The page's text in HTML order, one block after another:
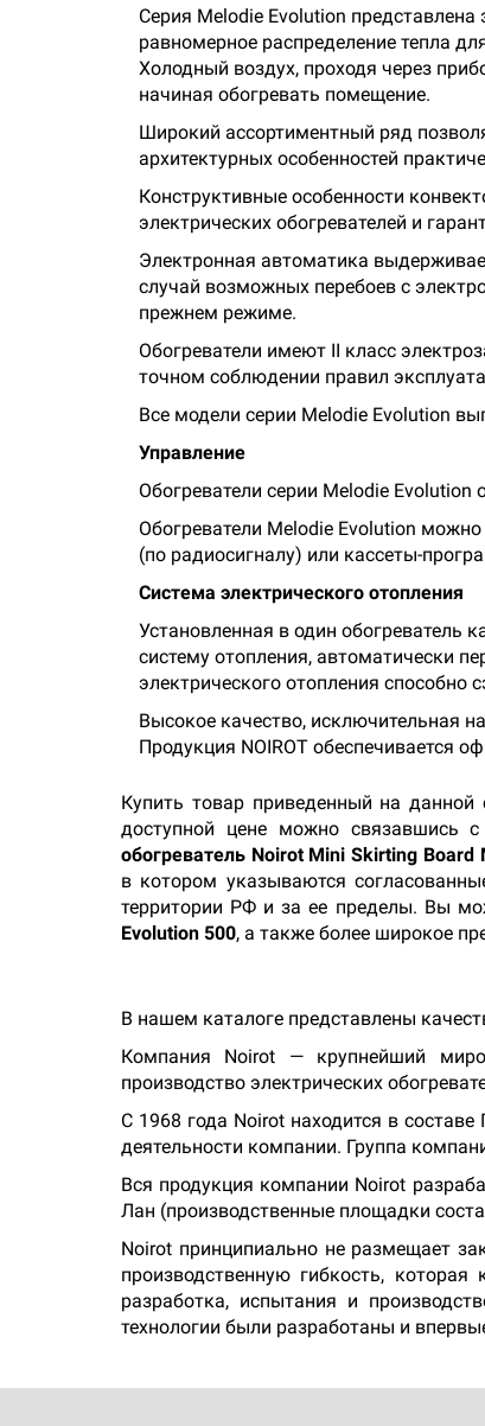
Серия Melodie Evolution
равномерное распределение тепла
Холодный воздух, проходя через
начиная обогревать помещение.
Широкий ассортиментный ряд
архитектурных особенностей
Конструктивные особенности
электрических обогревателей и
Электронная автоматика
случай возможных перебоев с
прежнем режиме.
Обогреватели имеют II класс
точном соблюдении правил
Все модели серии Melodie Evolution
Управление
Обогреватели серии Melodie
Обогреватели Melodie Evolution
(по радиосигналу) или кассеты-
Система электрического отопления
Установленная в один обогреватель
систему отопления, автоматически
электрического отопления способно
Высокое качество, исключительная
Продукция NOIROT обеспечивается
Купить товар приведенный на данной
доступной цене можно связавшись
обогреватель Noirot Mini Skirting Board
в котором указываются
территории РФ и за ее пределы. Вы
Evolution 500, а также более широкое
В нашем каталоге представлены
Компания Noirot — крупнейший
производство электрических
С 1968 года Noirot находится в
деятельности компании. Группа
Вся продукция компании Noirot
Лан (производственные площадки
Noirot принципиально не размещает
производственную гибкость,
разработка, испытания и
технологии были разработаны и